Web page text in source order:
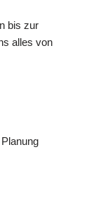
bis zur
alles von